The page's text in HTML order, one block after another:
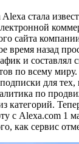
стала
сайта
время назад
и составлял
по всему
для
по
категорий.
с Alexa.com 1
как сервис